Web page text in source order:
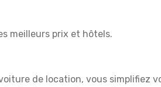
meilleurs prix et hôtels.
de location, vous simplifiez